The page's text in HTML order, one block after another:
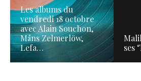
Les albums du
vendredi 18 octobre
avec Alain Souchon,
Måns Zelmerlöw,
Lefa…
ses